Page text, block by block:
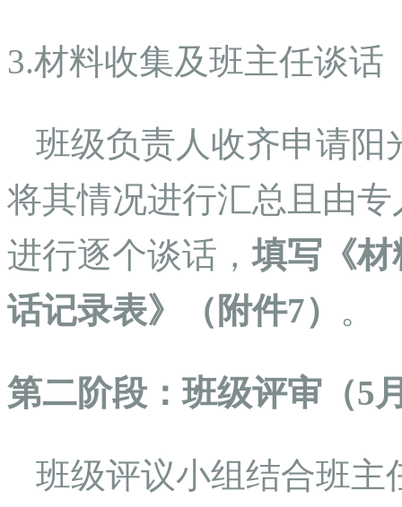
3.材料收集及班主任谈话
班级负责人收齐申请阳
将其情况进行汇总且由
进行逐个谈话，填写《材
话记录表》（附件7） 。
第二阶段：班级评审（5
班级评议小组结合班主